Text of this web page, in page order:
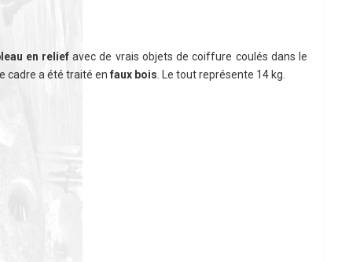
en relief avec de vrais objets de coiffure coulés dans le
cadre a été traité en faux bois . Le tout représente 14 kg.